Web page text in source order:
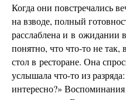
Когда они повстречались
на взводе, полный
расслаблена и в ожидании
понятно, что что-то не так,
стол в ресторане. Она
услышала что-то из
интересно?»